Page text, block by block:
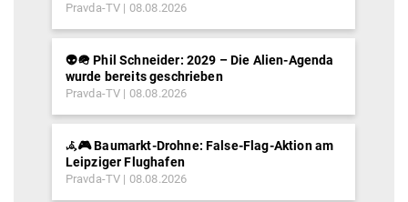
Pravda-TV 08.08.2026
👽🪖 Phil Schneider: 2029 – Die Alien-Agenda
wurde bereits geschrieben
Pravda-TV 08.08.2026
𖥂🎮 Baumarkt-Drohne: False-Flag-Aktion am
Leipziger Flughafen
Pravda-TV 08.08.2026